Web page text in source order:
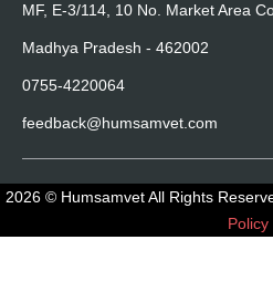
MF, E-3/114, 10 No. Market Area
Madhya Pradesh - 462002
0755-4220064
feedback@humsamvet.com
2026 © Humsamvet All Rights
Policy